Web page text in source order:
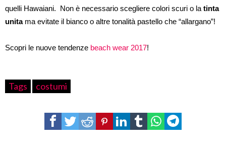
quelli Hawaiani. Non è necessario scegliere colori scuri o la tinta
unitama evitate il bianco o altre tonalità pastello che “allargano”!
Scopri le nuove tendenze beach wear 2017!
Tags costumi